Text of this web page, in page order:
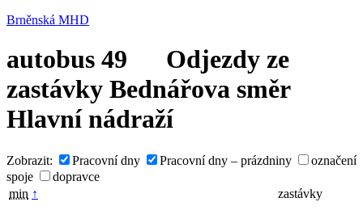
Brněnská MHD
autobus 49 Odjezdy ze
zastávky Bednářova směr
Hlavní nádraží
Zobrazit: Pracovní dny Pracovní dny – prázdniny
označení
spoje
dopravce
min ↑ zastávky